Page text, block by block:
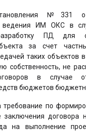
№331 о
ИМ ОКС в
ПД для
за счет
таких объектов в
собственность, не
в случае
бюджетов
требование по
договора
на выполнение